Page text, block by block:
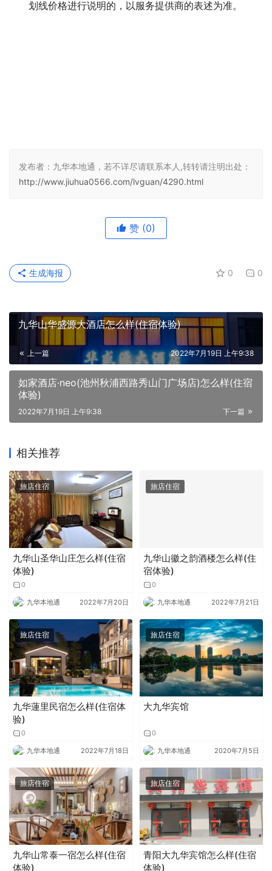
划线价格进行说明的，以服务提供商的表述为准。
发布者：九华本地通，若不详尽请联系本人,转转请注明出处：
http://www.jiuhua0566.com/lvguan/4290.html
赞 (0)
0 0
生成海报
九华山华盛源大酒店怎么样(住宿体验)
上一篇 2022年7月19日 上午9:38
如家酒店·neo(池州秋浦西路秀山门广场店)怎么样(住宿
体验)
下一篇
2022年7月19日 上午9:38
相关推荐
旅店住宿
九华山圣华山庄怎么样(住宿
体验)
0
九华本地通 2022年7月20日
旅店住宿
九华山徽之韵酒楼怎么样(住
宿体验)
0
九华本地通 2022年7月21日
旅店住宿
九华蓮里民宿怎么样(住宿体
验)
0
九华本地通 2022年7月18日
旅店住宿
大九华宾馆
0
九华本地通 2020年7月5日
旅店住宿
九华山常泰一宿怎么样(住宿
体验)
旅店住宿
青阳大九华宾馆怎么样(住宿
体验)